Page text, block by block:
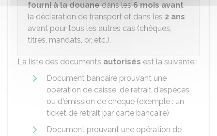
fourni à la douanedans les6 mois avant
la déclaration de transport et dans les 2 ans
avant pour tous les autres cas (chèques,
titres, mandats, or, etc.).
La liste des documents autorisés est la suivante :
Document bancaire prouvant une
opération de caisse, de retrait d'espèces
ou d'émission de chèque (exemple : un
ticket de retrait par carte bancaire)
Document prouvant une opération de